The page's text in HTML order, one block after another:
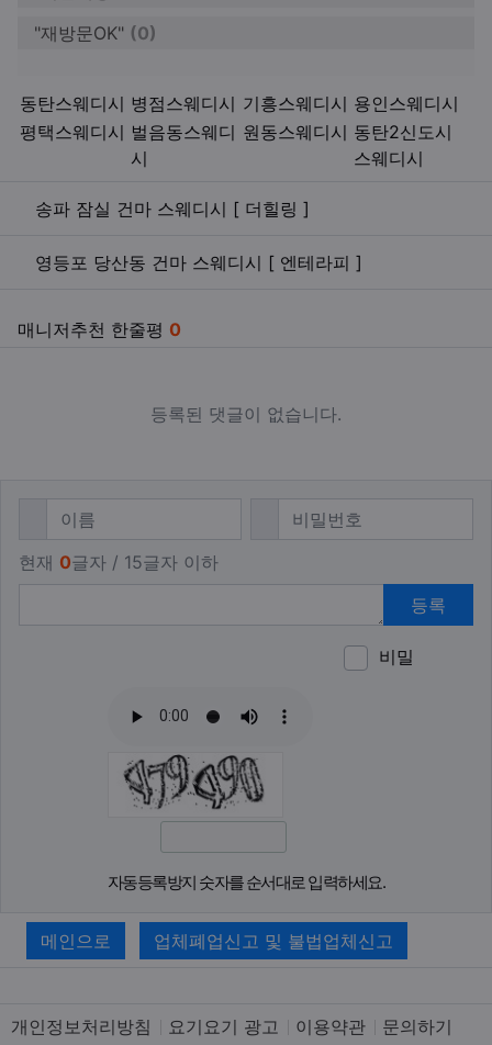
"재방문OK" (0)
동탄스웨디시 병점스웨디시 기흥스웨디시 용인스웨디시
평택스웨디시 벌음동스웨디
시
원동스웨디시 동탄2신도시
스웨디시
키워드
관련자료
송파 잠실 건마 스웨디시 [ 더힐링 ]
영등포 당산동 건마 스웨디시 [ 엔테라피 ]
매니저추천 한줄평 0
등록된 댓글이 없습니다.
댓글쓰기
필수 비밀번호필수
현재 0글자 / 15글자 이하
등록
비밀
자동등록방지 숫자를 순서대로 입력하세요.
메인으로 업체폐업신고 및 불법업체신고
개인정보처리방침 요기요기 광고 이용약관 문의하기